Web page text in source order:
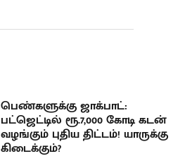
பெண்களுக்கு ஜாக்பாட்:
பட்ஜெட்டில் ரூ.7,000 கோடி கடன்
வழங்கும் புதிய திட்டம்! யாருக்கு
கிடைக்கும்?